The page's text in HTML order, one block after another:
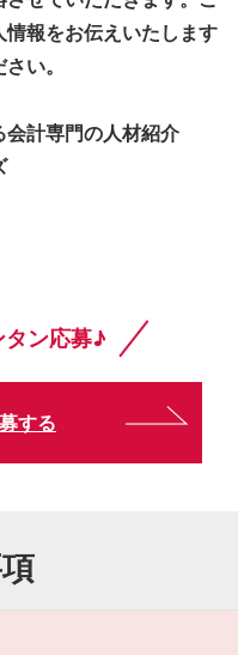
報をお伝えいたします
い。
計専門の人材紹介
タン応募♪
する